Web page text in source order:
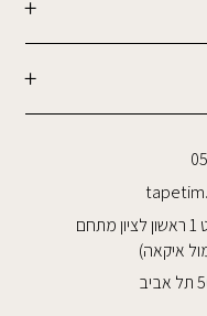
סניף ראשל"צ - אברהם בומה שביט 1 ראשון לציון מתחם